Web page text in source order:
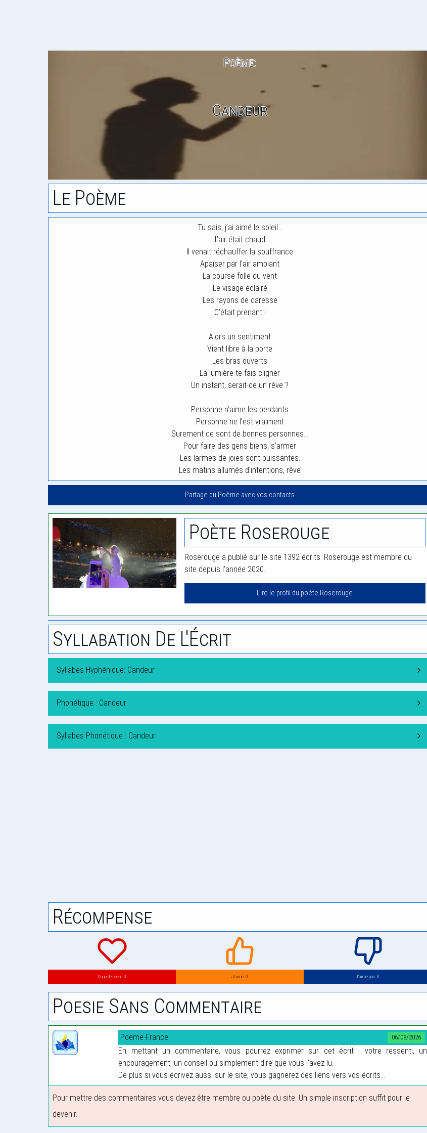
Poème:
Candeur
Le Poème
Tu sais, j’ai aimé le soleil…
L’air était chaud
Il venait réchauffer la souffrance
Apaiser par l’air ambiant
La course folle du vent
Le visage éclairé
Les rayons de caresse
C’était prenant !
Alors un sentiment
Vient libre à la porte
Les bras ouverts
La lumière te fais cligner
Un instant, serait-ce un rêve ?
Personne n’aime les perdants
Personne ne l’est vraiment
Surement ce sont de bonnes personnes…
Pour faire des gens biens, s’armer
Les larmes de joies sont puissantes.
Les matins allumés d’intentions, rêve
Partage du Poème avec vos contacts
Poète Roserouge
Roserouge a publié sur le site 1392 écrits. Roserouge est membre du
site depuis l'année 2020.
Lire le profil du poète Roserouge
Syllabation De L'Écrit
Syllabes Hyphénique: Candeur
Phonétique : Candeur
Syllabes Phonétique : Candeur
Récompense
Coup de coeur: 0 J’aime: 0 J’aime pas: 0
Poesie Sans Commentaire
06/08/2026
Poeme-France
En mettant un commentaire, vous pourrez exprimer sur cet écrit : votre ressenti, un
encouragement, un conseil ou simplement dire que vous l'avez lu.
De plus si vous écrivez aussi sur le site, vous gagnerez des liens vers vos écrits...
Pour mettre des commentaires vous devez être membre ou poète du site. Un simple inscription suffit pour le
devenir.